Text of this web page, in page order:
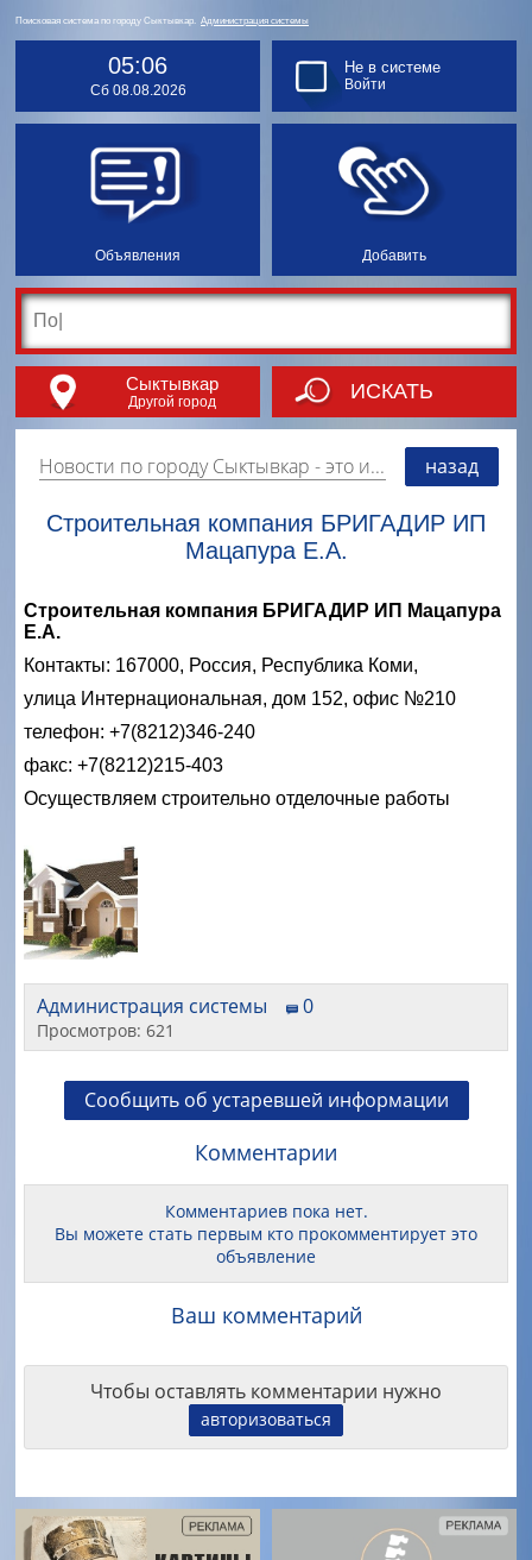
Поисковая система по городу Сыктывкар. Администрация системы
05:06
Сб 08.08.2026
Объявления Добавить
Не в системе
Войти
Сыктывкар
Другой город ИСКАТЬ
Новости по городу Сыктывкар - это информация о событиях, мероприятиях и торгово-коммерческой деятельности города. Страницу наполняют платные и бесплатные объявления, имеющие функцию "поднятия вверх списка". назад
Строительная компания БРИГАДИР ИП
Мацапура Е.А.
Строительная компания БРИГАДИР ИП Мацапура
Е.А.
Контакты: 167000, Россия, Республика Коми,
улица Интернациональная, дом 152, офис №210
телефон: +7(8212)346-240
факс: +7(8212)215-403
Осуществляем строительно отделочные работы
Администрация системы 0
Просмотров: 621
Сообщить об устаревшей информации
Комментарии
Комментариев пока нет.
Вы можете стать первым кто прокомментирует это
объявление
Ваш комментарий
Чтобы оставлять комментарии нужно
авторизоваться